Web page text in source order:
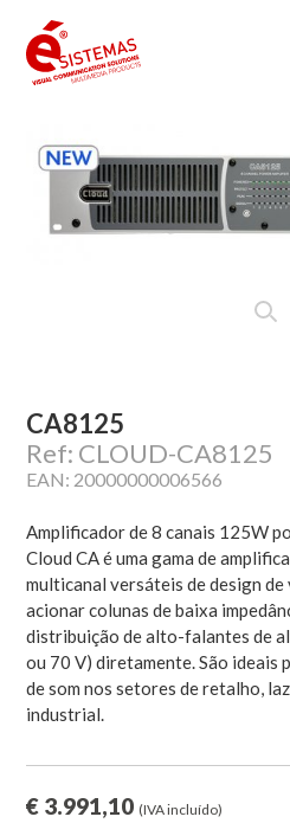
CA8125
Ref: CLOUD-CA8125
EAN: 20000000006566
Amplificador de 8 canais 125W
Cloud CA é uma gama de
multicanal versáteis de design de
acionar colunas de baixa
distribuição de alto-falantes de
ou 70 V) diretamente. São ideais
de som nos setores de retalho,
industrial.
€ 3.991,10 (IVA incluído)